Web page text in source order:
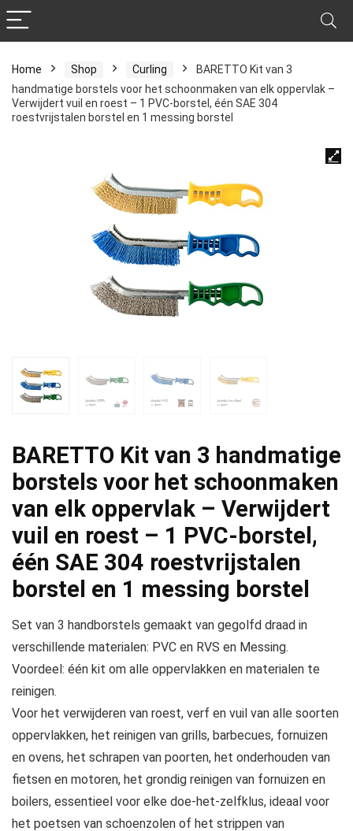
Home Shop Curling
BARETTO Kit van 3
handmatige borstels voor het schoonmaken van elk oppervlak –
Verwijdert vuil en roest – 1 PVC-borstel, één SAE 304
roestvrijstalen borstel en 1 messing borstel
BARETTO Kit van 3 handmatige
borstels voor het schoonmaken
van elk oppervlak – Verwijdert
vuil en roest – 1 PVC-borstel,
één SAE 304 roestvrijstalen
borstel en 1 messing borstel
Set van 3 handborstels gemaakt van gegolfd draad in
verschillende materialen: PVC en RVS en Messing.
Voordeel: één kit om alle oppervlakken en materialen te
reinigen.
Voor het verwijderen van roest, verf en vuil van alle soorten
oppervlakken, het reinigen van grills, barbecues, fornuizen
en ovens, het schrapen van poorten, het onderhouden van
fietsen en motoren, het grondig reinigen van fornuizen en
boilers, essentieel voor elke doe-het-zelfklus, ideaal voor
het poetsen van schoenzolen of het strippen van